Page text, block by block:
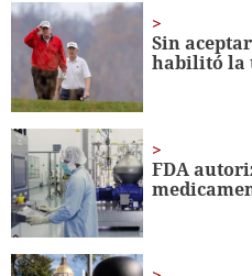
1
minute,
56
seconds
Sin
habilitó la
FDA